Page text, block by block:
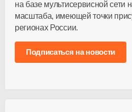
на базе мультисервисной сети
масштаба, имеющей точки
регионах России.
Подписаться на новости